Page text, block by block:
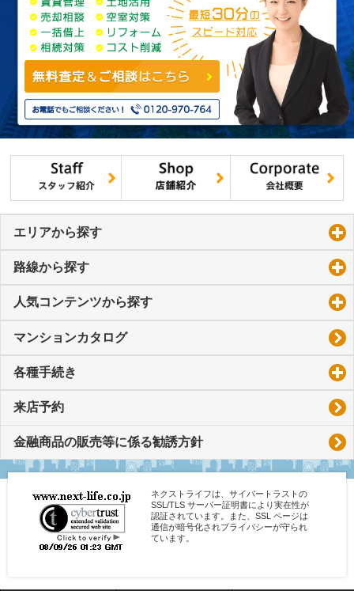
エリアから探す
路線から探す
人気コンテンツから探す
マンションカタログ
各種手続き
来店予約
金融商品の販売等に係る勧誘方針
ネクストライフは、サイバートラストの
SSL/TLS サーバー証明書により実在性が
認証されています。また、SSL ページは
通信が暗号化されプライバシーが守られ
ています。